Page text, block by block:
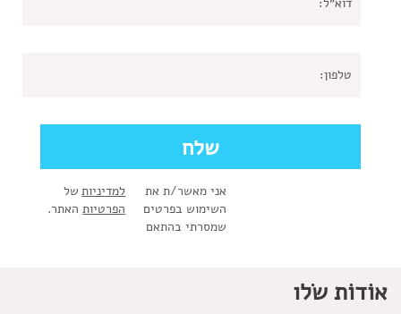
אני מאשר/ת את
השימוש בפרטים
שמסרתי בהתאם
למדיניות
הפרטיות
של
האתר.
אוֹדוֹת שׂלו